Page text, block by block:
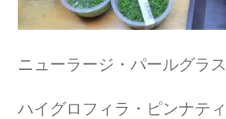
ニューラージ・パールグラス
ハイグロフィラ・ピンナテ